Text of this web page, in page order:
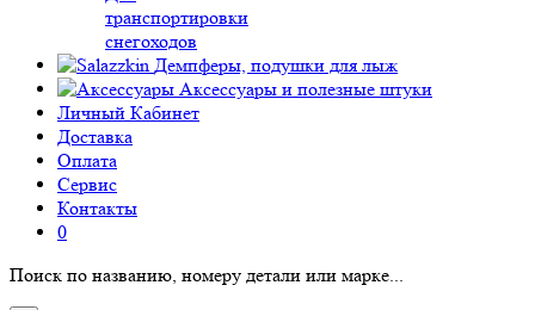
транспортировки
снегоходов
Демпферы, подушки для лыж
Аксессуары и полезные штуки
Личный Кабинет
Доставка
Оплата
Сервис
Контакты
0
Поиск по названию, номеру детали или марке...